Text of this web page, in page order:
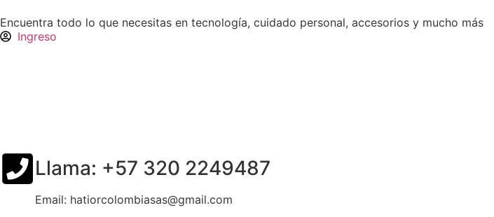
Encuentra todo lo que necesitas en tecnología, cuidado personal, accesorios y mucho más
Ingreso
Llama: +57 320 2249487
Email: hatiorcolombiasas@gmail.com